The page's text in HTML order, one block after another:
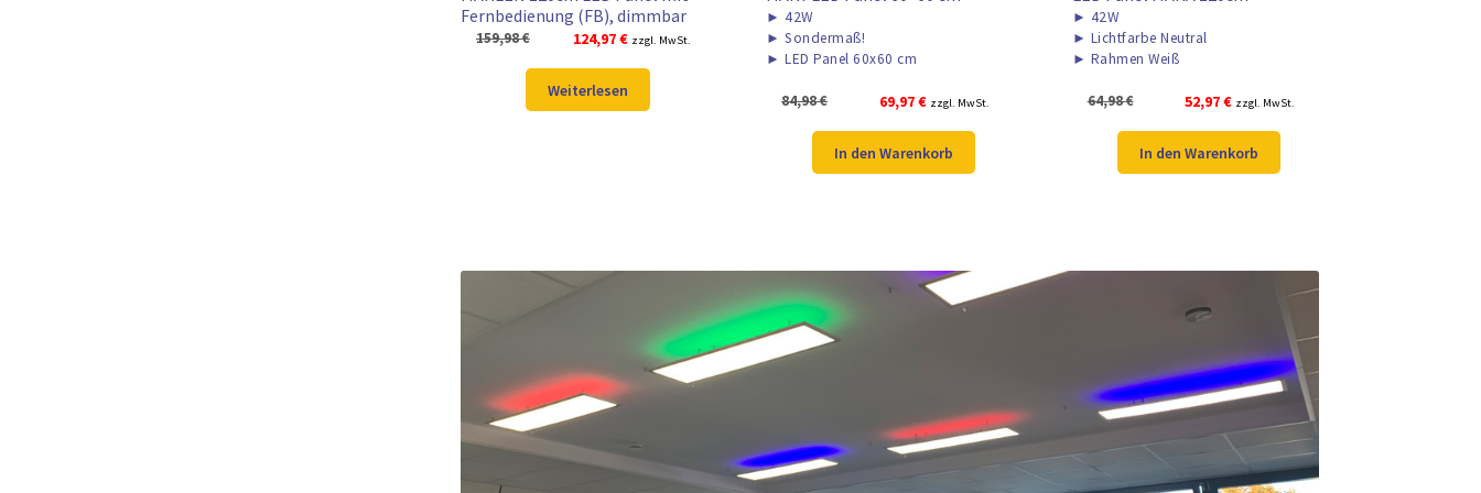
Fernbedienung (FB), dimmbar
159,98€
Ursprünglicher
war:
159,98 €
124,97€Aktueller
124,97 €.
zzgl. MwSt.
Weiterlesen
► 42W
► Sondermaß!
► LED Panel 60x60 cm
84,98€
Ursprünglicher
war:
84,98 €
69,97€Aktueller
ist:
69,97 €.
zzgl. MwSt.
In den Warenkorb
► 42W
► Lichtfarbe Neutral
► Rahmen Weiß
64,98€
Ursprünglicher
war:
64,98 €
52,97€Aktueller
ist:
52,97 €.
zzgl. MwSt.
In den Warenkorb